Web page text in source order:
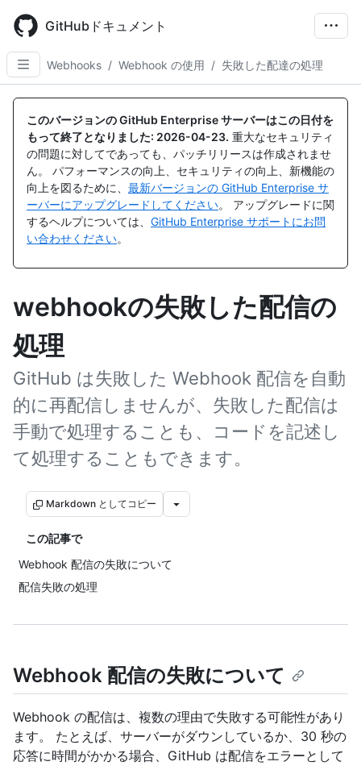
main
content
GitHubドキュメント
Webhooks / Webhook の使用 / 失敗した配達の処理
このバージョンの GitHub Enterprise サーバーはこの日付を
もって終了となりました: 2026-04-23. 重大なセキュリティ
の問題に対してであっても、パッチリリースは作成されませ
ん。 パフォーマンスの向上、セキュリティの向上、新機能の
向上を図るために、 最新バージョンの GitHub Enterprise サ
ーバーにアップグレードしてください。 アップグレードに関
するヘルプについては、 GitHub Enterprise サポートにお問
い合わせください。
webhookの失敗した配信の
処理
GitHub は失敗した Webhook 配信を自動
的に再配信しませんが、失敗した配信は
手動で処理することも、コードを記述し
て処理することもできます。
Markdown としてコピー
この記事で
Webhook 配信の失敗について
配信失敗の処理
Webhook 配信の失敗について
Webhook の配信は、複数の理由で失敗する可能性があり
ます。 たとえば、サーバーがダウンしているか、30 秒の
応答に時間がかかる場合、GitHub は配信をエラーとして